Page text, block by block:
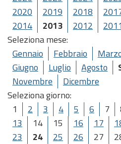
2020
2019 2018
2014
2013 2012
Seleziona mese:
Gennaio
Febbraio
Giugno
Luglio Agosto
Novembre
Dicembre
Seleziona giorno:
1
2 3 4 5 6 7
13
14 15 16 17
23
24 25 26 27